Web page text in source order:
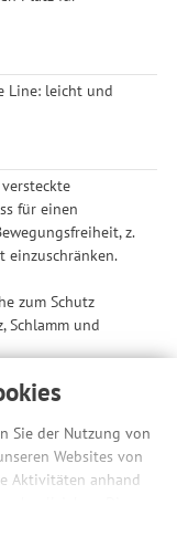
Sie der Nutzung von
Websites von
Aktivitäten anhand
Dies
Line: leicht und
für einen
z.
einzuschränken.
zum Schutz
Schlamm und
bietet,
innovative
aus
Letzteres